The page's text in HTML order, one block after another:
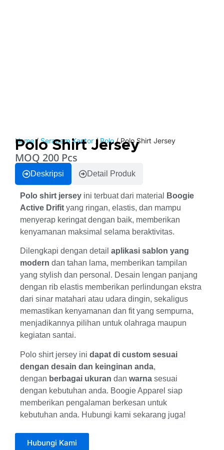
Home/ Seragam Kantor / Polo/ Polo Shirt Jersey
Polo Shirt Jersey
MOQ 200 Pcs
Deskripsi Detail Produk
Polo shirt jersey ini terbuat dari material
Boogie
Active Drifit yang ringan, elastis, dan mampu
menyerap keringat dengan baik, memberikan
kenyamanan maksimal selama beraktivitas.
Dilengkapi dengan detail aplikasi sablon yang
modern dan tahan lama, memberikan tampilan
yang stylish dan personal. Desain lengan panjang
dengan rib elastis memberikan perlindungan ekstra
dari sinar matahari atau udara dingin, sekaligus
memastikan kenyamanan dan fit yang sempurna,
menjadikannya pilihan untuk olahraga maupun
kegiatan santai.
Polo shirt jersey ini dapat di custom sesuai
dengan desain dan keinginan anda,
dengan berbagai ukuran dan warna sesuai
dengan kebutuhan anda. Boogie Apparel siap
memberikan pengalaman berkesan untuk
kebutuhan anda. Hubungi kami sekarang juga!
Hubungi Kami